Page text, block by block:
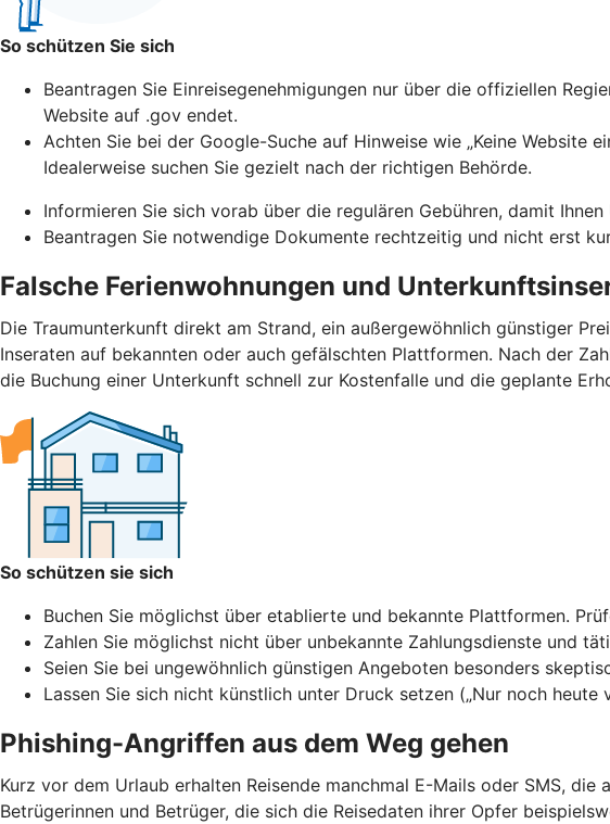
So schützen Sie sich
Beantragen Sie Einreisegenehmigungen nur über die offiziellen
Website auf .gov endet.
Achten Sie bei der Google-Suche auf Hinweise wie „Keine Website
Idealerweise suchen Sie gezielt nach der richtigen Behörde.
Informieren Sie sich vorab über die regulären Gebühren, damit
Beantragen Sie notwendige Dokumente rechtzeitig und nicht erst
Falsche Ferienwohnungen und
Die Traumunterkunft direkt am Strand, ein außergewöhnlich günstiger
Inseraten auf bekannten oder auch gefälschten Plattformen. Nach der
die Buchung einer Unterkunft schnell zur Kostenfalle und die geplante
So schützen sie sich
Buchen Sie möglichst über etablierte und bekannte Plattformen.
Zahlen Sie möglichst nicht über unbekannte Zahlungsdienste und
Seien Sie bei ungewöhnlich günstigen Angeboten besonders
Lassen Sie sich nicht künstlich unter Druck setzen („Nur noch
Phishing-Angriffen aus dem Weg gehen
Kurz vor dem Urlaub erhalten Reisende manchmal E-Mails oder SMS,
Betrügerinnen und Betrüger, die sich die Reisedaten ihrer Opfer